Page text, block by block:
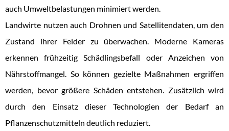
auch Umweltbelastungen minimiert werden.
Landwirte nutzen auch Drohnen und Satellitendaten, um den
Zustand ihrer Felder zu überwachen. Moderne Kameras
erkennen frühzeitig Schädlingsbefall oder Anzeichen von
Nährstoffmangel. So können gezielte Maßnahmen ergriffen
werden, bevor größere Schäden entstehen. Zusätzlich wird
durch den Einsatz dieser Technologien der Bedarf an
Pflanzenschutzmitteln deutlich reduziert.